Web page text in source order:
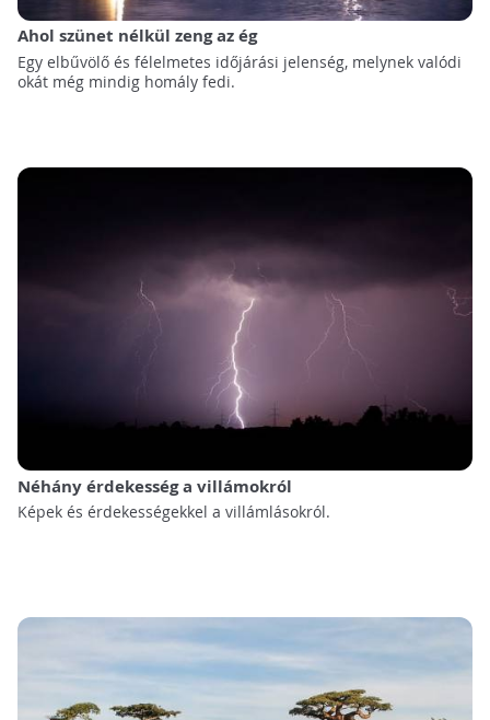
Ahol szünet nélkül zeng az ég
Egy elbűvölő és félelmetes időjárási jelenség, melynek valódi
okát még mindig homály fedi.
Néhány érdekesség a villámokról
Képek és érdekességekkel a villámlásokról.